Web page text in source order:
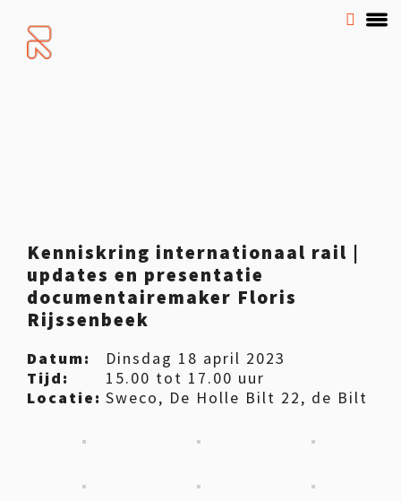
Kenniskring internationaal rail |
updates en presentatie
documentairemaker Floris
Rijssenbeek
Datum:
Dinsdag 18 april 2023
Tijd:
15.00 tot 17.00 uur
Locatie: Sweco, De Holle Bilt 22, de Bilt